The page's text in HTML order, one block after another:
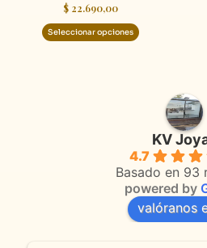
$ 22.690,00
Seleccionar opciones de
KV
4.7
Basado en 93
powered by
valóranos